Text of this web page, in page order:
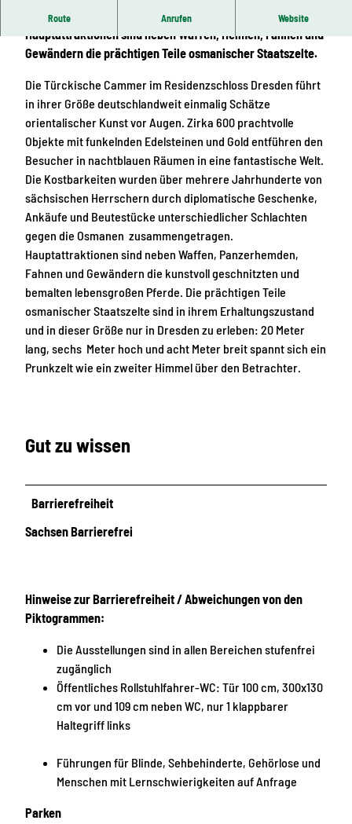
Route Anrufen Website
Erleben Sie die Faszination im Residenzschloss.
Hauptattraktionen sind neben Waffen, Helmen, Fahnen und
Gewändern die prächtigen Teile osmanischer Staatszelte.
Die Türckische Cammer im Residenzschloss Dresden führt
in ihrer Größe deutschlandweit einmalig Schätze
orientalischer Kunst vor Augen. Zirka 600 prachtvolle
Objekte mit funkelnden Edelsteinen und Gold entführen den
Besucher in nachtblauen Räumen in eine fantastische Welt.
Die Kostbarkeiten wurden über mehrere Jahrhunderte von
sächsischen Herrschern durch diplomatische Geschenke,
Ankäufe und Beutestücke unterschiedlicher Schlachten
gegen die Osmanen zusammengetragen.
Hauptattraktionen sind neben Waffen, Panzerhemden,
Fahnen und Gewändern die kunstvoll geschnitzten und
bemalten lebensgroßen Pferde. Die prächtigen Teile
osmanischer Staatszelte sind in ihrem Erhaltungszustand
und in dieser Größe nur in Dresden zu erleben: 20 Meter
lang, sechs Meter hoch und acht Meter breit spannt sich ein
Prunkzelt wie ein zweiter Himmel über den Betrachter.
Gut zu wissen
Barrierefreiheit
Sachsen Barrierefrei
Hinweise zur Barrierefreiheit / Abweichungen von den
Piktogrammen:
Die Ausstellungen sind in allen Bereichen stufenfrei
zugänglich
Öffentliches Rollstuhlfahrer-WC: Tür 100 cm, 300x130
cm vor und 109 cm neben WC, nur 1 klappbarer
Haltegriff links
Führungen für Blinde, Sehbehinderte, Gehörlose und
Menschen mit Lernschwierigkeiten auf Anfrage
Parken